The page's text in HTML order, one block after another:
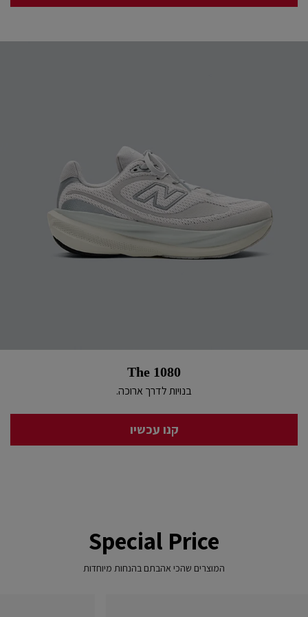
The 1080
בנויות לדרך ארוכה.
קנו עכשיו
Special Price
המוצרים שהכי אהבתם בהנחות מיוחדות